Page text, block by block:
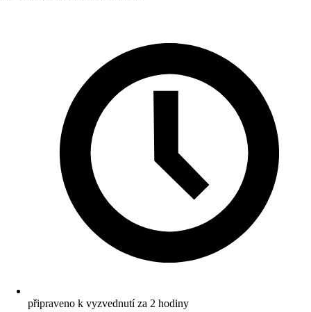
připraveno k vyzvednutí za 2 hodiny